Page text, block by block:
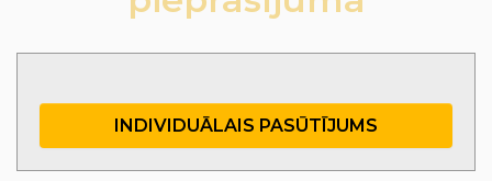
INDIVIDUĀLAIS PASŪTĪJUMS